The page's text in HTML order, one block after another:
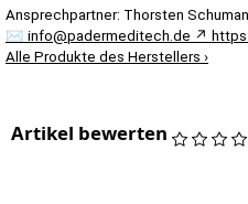
Ansprechpartner: Thorsten
✉ info@padermeditech.de ↗
Alle Produkte des Herstellers ›
Artikel bewerten